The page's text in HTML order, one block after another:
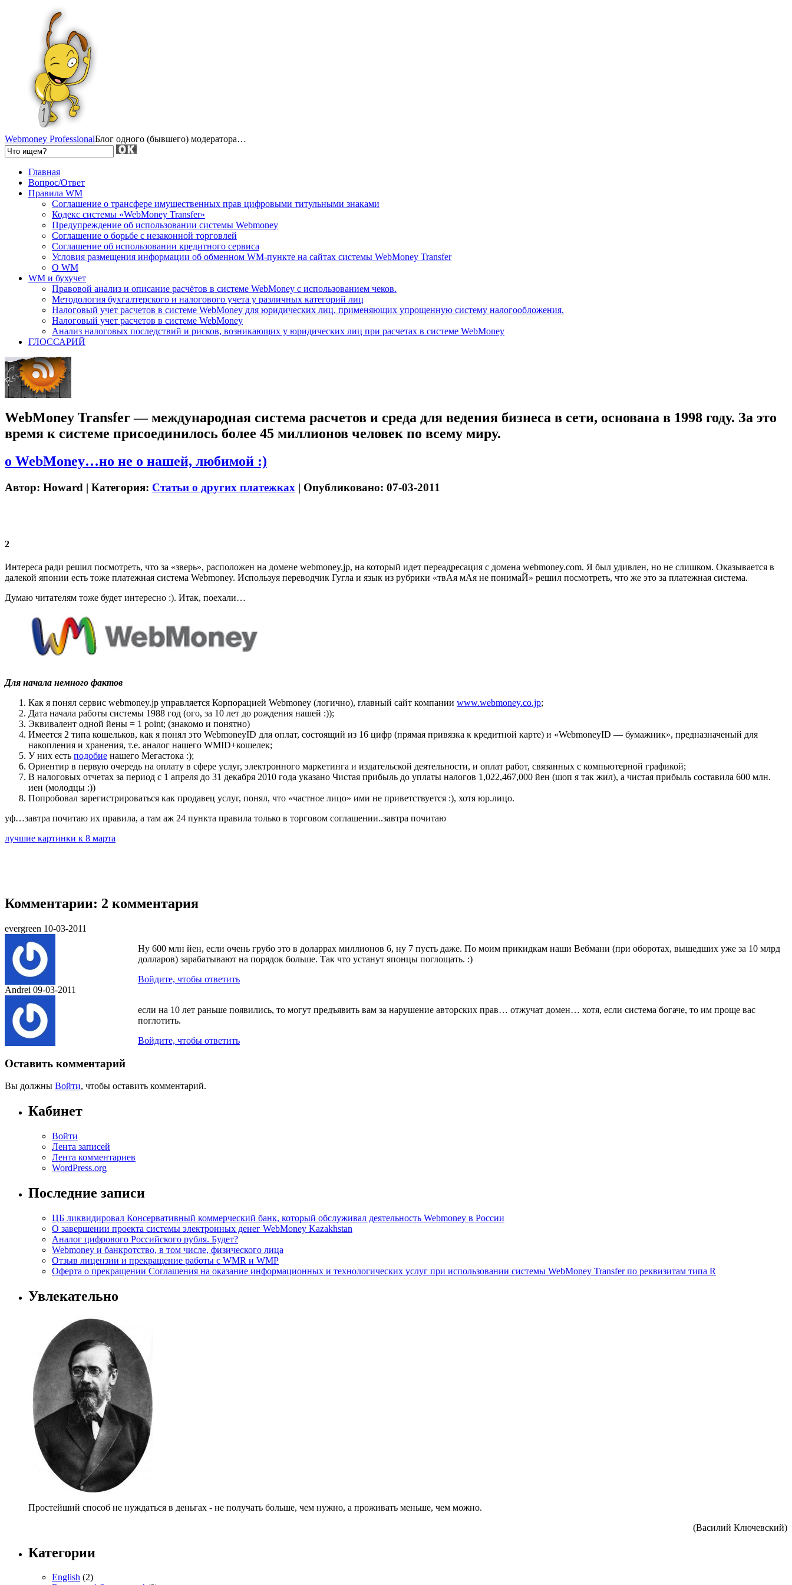
Webmoney ProfessionalБлог одного (бывшего) модератора…
Главная
Вопрос/Ответ
Правила WM
Соглашение о трансфере имущественных прав цифровыми титульными знаками
Кодекс системы «WebMoney Transfer»
Предупреждение об использовании системы Webmoney
Соглашение о борьбе с незаконной торговлей
Соглашение об использовании кредитного сервиса
Условия размещения информации об обменном WM-пункте на сайтах системы WebMoney Transfer
О WM
WM и бухучет
Правовой анализ и описание расчётов в системе WebMoney с использованием чеков.
Методология бухгалтерского и налогового учета у различных категорий лиц
Налоговый учет расчетов в системе WebMoney для юридических лиц, применяющих упрощенную систему налогообложения.
Налоговый учет расчетов в системе WebMoney
Анализ налоговых последствий и рисков, возникающих у юридических лиц при расчетах в системе WebMoney
ГЛОССАРИЙ
WebMoney Transfer — международная система расчетов и среда для ведения бизнеса в сети, основана в 1998 году. За это
время к системе присоединилось более 45 миллионов человек по всему миру.
о WebMoney…но не о нашей, любимой :)
Автор: Howard | Категория: Статьи о других платежках | Опубликовано: 07-03-2011
2
Интереса ради решил посмотреть, что за «зверь», расположен на домене webmoney.jp, на который идет переадресация с домена webmoney.com. Я был удивлен, но не слишком. Оказывается в
далекой японии есть тоже платежная система Webmoney. Используя переводчик Гугла и язык из рубрики «твАя мАя не понимаЙ» решил посмотреть, что же это за платежная система.
Думаю читателям тоже будет интересно :). Итак, поехали…
Для начала немного фактов
Как я понял сервис webmoney.jp управляется Корпорацией Webmoney (логично), главный сайт компании www.webmoney.co.jp;
Дата начала работы системы 1988 год (ого, за 10 лет до рождения нашей :));
Эквивалент одной йены = 1 point; (знакомо и понятно)
Имеется 2 типа кошельков, как я понял это WebmoneyID для оплат, состоящий из 16 цифр (прямая привязка к кредитной карте) и «WebmoneyID — бумажник», предназначеный для
накопления и хранения, т.е. аналог нашего WMID+кошелек;
У них есть подобие нашего Мегастока :);
Ориентир в первую очередь на оплату в сфере услуг, электронного маркетинга и издательской деятельности, и оплат работ, связанных с компьютерной графикой;
В налоговых отчетах за период с 1 апреля до 31 декабря 2010 года указано Чистая прибыль до уплаты налогов 1,022,467,000 йен (шоп я так жил), а чистая прибыль составила 600 млн.
иен (молодцы :))
Попробовал зарегистрироваться как продавец услуг, понял, что «частное лицо» ими не приветствуется :), хотя юр.лицо.
уф…завтра почитаю их правила, а там аж 24 пункта правила только в торговом соглашении..завтра почитаю
лучшие картинки к 8 марта
Комментарии: 2 комментария
evergreen 10-03-2011
Ну 600 млн йен, если очень грубо это в доларрах миллионов 6, ну 7 пусть даже. По моим прикидкам наши Вебмани (при оборотах, вышедших уже за 10 млрд
долларов) зарабатывают на порядок больше. Так что устанут японцы поглощать. :)
Войдите, чтобы ответить
Andrei 09-03-2011
если на 10 лет раньше появились, то могут предъявить вам за нарушение авторских прав… отжучат домен… хотя, если система богаче, то им проще вас
поглотить.
Войдите, чтобы ответить
Оставить комментарий
Вы должны Войти, чтобы оставить комментарий.
Кабинет
Войти
Лента записей
Лента комментариев
WordPress.org
Последние записи
ЦБ ликвидировал Консервативный коммерческий банк, который обслуживал деятельность Webmoney в России
О завершении проекта системы электронных денег WebMoney Kazakhstan
Аналог цифрового Российского рубля. Будет?
Webmoney и банкротство, в том числе, физического лица
Отзыв лицензии и прекращение работы с WMR и WMP
Оферта о прекращении Соглашения на оказание информационных и технологических услуг при использовании системы WebMoney Transfer по реквизитам типа R
Увлекательно
Простейший способ не нуждаться в деньгах - не получать больше, чем нужно, а проживать меньше, чем можно.
(Василий Ключевский)
Категории
English (2)